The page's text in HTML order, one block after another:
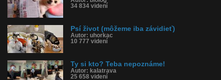
Tagy: psí život, ležovisko, pelech, francúzsky buldoček, buldoček,
driemať, užívať
História sledovanosti videa:
34 834 videní
Psí život (môžeme iba závidieť)
Autor: uhorkac
10 777 videní
Ty si kto? Teba nepoznáme!
Autor: kalatrava
25 658 videní